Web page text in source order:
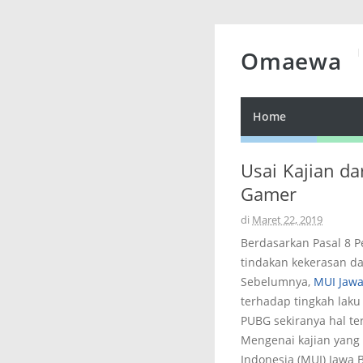
Omaewa
Home
Usai Kajian
Gamer
di Maret 22, 2019
Berdasarkan Pasal 8
tindakan kekerasan
Sebelumnya, MUI
terhadap tingkah
PUBG sekiranya hal
Mengenai kajian
Indonesia (MUI)